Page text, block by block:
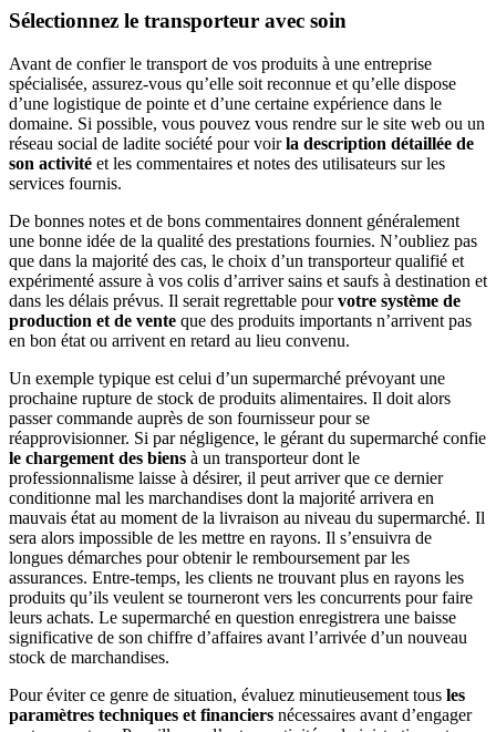
Sélectionnez le transporteur avec soin
Avant de confier le transport de vos produits à une entreprise
spécialisée, assurez-vous qu’elle soit reconnue et qu’elle dispose
d’une logistique de pointe et d’une certaine expérience dans le
domaine. Si possible, vous pouvez vous rendre sur le site web ou un
réseau social de ladite société pour voirla description détaillée de
son activité et les commentaires et notes des utilisateurs sur les
services fournis.
De bonnes notes et de bons commentaires donnent généralement
une bonne idée de la qualité des prestations fournies. N’oubliez pas
que dans la majorité des cas, le choix d’un transporteur qualifié et
expérimenté assure à vos colis d’arriver sains et saufs à destination et
dans les délais prévus. Il serait regrettable pourvotre système de
production et de vente que des produits importants n’arrivent pas
en bon état ou arrivent en retard au lieu convenu.
Un exemple typique est celui d’un supermarché prévoyant une
prochaine rupture de stock de produits alimentaires. Il doit alors
passer commande auprès de son fournisseur pour se
réapprovisionner. Si par négligence, le gérant du supermarché confie
le chargement des biens à un transporteur dont le
professionnalisme laisse à désirer, il peut arriver que ce dernier
conditionne mal les marchandises dont la majorité arrivera en
mauvais état au moment de la livraison au niveau du supermarché. Il
sera alors impossible de les mettre en rayons. Il s’ensuivra de
longues démarches pour obtenir le remboursement par les
assurances. Entre-temps, les clients ne trouvant plus en rayons les
produits qu’ils veulent se tourneront vers les concurrents pour faire
leurs achats. Le supermarché en question enregistrera une baisse
significative de son chiffre d’affaires avant l’arrivée d’un nouveau
stock de marchandises.
Pour éviter ce genre de situation, évaluez minutieusement tous les
paramètres techniques et financiers nécessaires avant d’engager